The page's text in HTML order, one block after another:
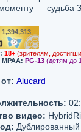
— судьба
1,394,313
18+ (зрителям,
MPAA: PG-13(детям до
Alucard
видео: